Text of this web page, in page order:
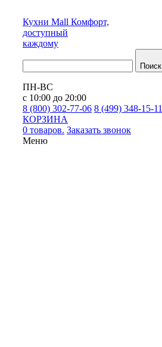
Кухни Mall Комфорт,
доступный
каждому
Поиск
ПН-ВС
с 10:00 до 20:00
8 (800) 302-77-06 8 (499) 348-15-11
КОРЗИНА
0 товаров. Заказать звонок
Меню